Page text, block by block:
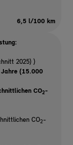
6,5 l/100 km
2025) )
Jahre (15.000
CO2-
CO2-